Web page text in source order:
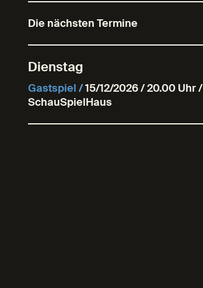
Die nächsten Termine
Dienstag
Gastspiel /15/12/2026 / 20.00 Uhr /
SchauSpielHaus